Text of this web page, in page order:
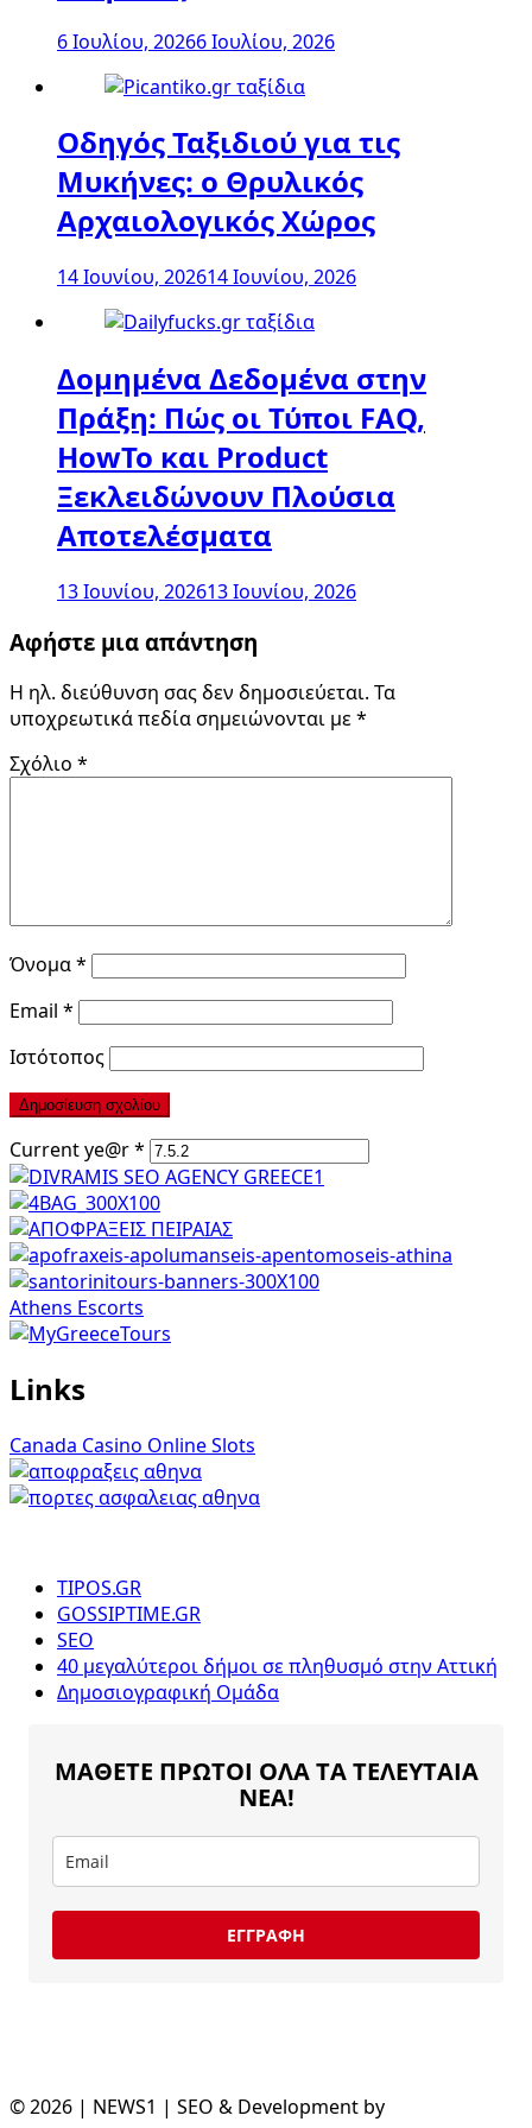
6 Ιουλίου, 20266 Ιουλίου, 2026
Οδηγός Ταξιδιού για τις
Μυκήνες: ο Θρυλικός
Αρχαιολογικός Χώρος
14 Ιουνίου, 202614 Ιουνίου, 2026
Δομημένα Δεδομένα στην
Πράξη: Πώς οι Τύποι FAQ,
HowTo και Product
Ξεκλειδώνουν Πλούσια
Αποτελέσματα
13 Ιουνίου, 202613 Ιουνίου, 2026
Αφήστε μια απάντηση
Η ηλ. διεύθυνση σας δεν δημοσιεύεται. Τα
υποχρεωτικά πεδία σημειώνονται με*
Σχόλιο *
Όνομα*
Email *
Ιστότοπος
Current ye@r*
Athens Escorts
Links
Canada Casino Online Slots
TIPOS.GR
GOSSIPTIME.GR
SEO
40 μεγαλύτεροι δήμοι σε πληθυσμό στην Αττική
Δημοσιογραφική Ομάδα
ΜΑΘΕΤΕ ΠΡΩΤΟΙ ΟΛΑ ΤΑ ΤΕΛΕΥΤΑΙΑ
ΝΕΑ!
ΕΓΓΡΑΦΗ
© 2026 | NEWS1 | SEO & Development by